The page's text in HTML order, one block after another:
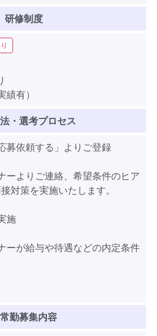
研修制度
有）
・選考プロセス
募依頼する」よりご登録
ーよりご連絡、希望条件のヒア
対策を実施いたします。
施
ーが給与や待遇などの内定条件
勤募集内容